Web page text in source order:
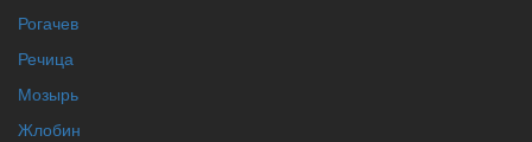
Рогачев
Речица
Мозырь
Жлобин